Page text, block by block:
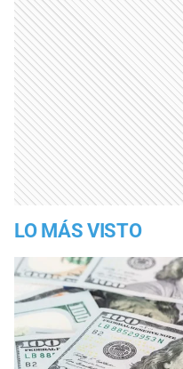
LO MÁS VISTO